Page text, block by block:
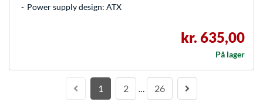
Power supply design: ATX
kr. 635,00
På lager
1 2 … 26